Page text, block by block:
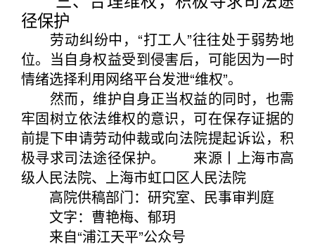
径保护
劳动纠纷中，“打工人”往往处于弱势地
位。当自身权益受到侵害后，可能因为一时
情绪选择利用网络平台发泄“维权”。
然而，维护自身正当权益的同时，也需
牢固树立依法维权的意识，可在保存证据的
前提下申请劳动仲裁或向法院提起诉讼，积
极寻求司法途径保护。 来源丨上海市高
级人民法院、上海市虹口区人民法院
高院供稿部门：研究室、民事审判庭
文字：曹艳梅、郁玥
来自“浦江天平”公众号